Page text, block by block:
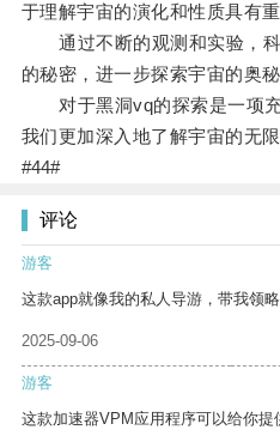
于理解宇宙的演化和性质具有重
通过不断的观测和实验，科
的秘密，进一步探索宇宙的奥秘
对于黑洞vq的探索是一项充
我们更加深入地了解宇宙的无限
#44#
评论
游客
这款app就像我的私人导游，带我领略
2025-09-06
游客
这款加速器VPM应用程序可以给你提